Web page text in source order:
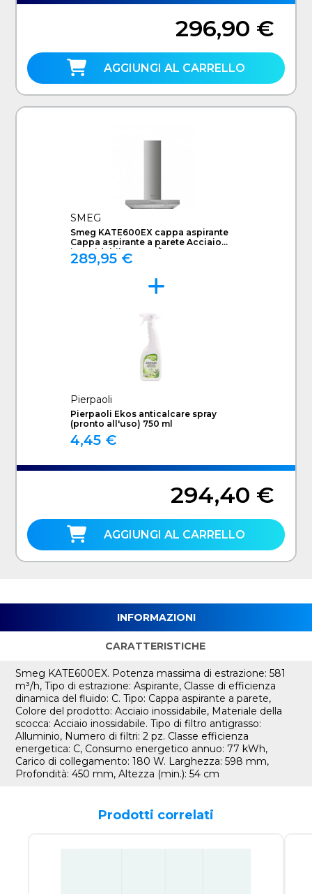
296,90 €
AGGIUNGI AL CARRELLO
SMEG
Smeg KATE600EX cappa aspirante
Cappa aspirante a parete Acciaio
inossidabile 581 m³/h C
289,95 €
Pierpaoli
Pierpaoli Ekos anticalcare spray
(pronto all'uso) 750 ml
4,45 €
294,40 €
AGGIUNGI AL CARRELLO
INFORMAZIONI
CARATTERISTICHE
Smeg KATE600EX. Potenza massima di estrazione: 581
m³/h, Tipo di estrazione: Aspirante, Classe di efficienza
dinamica del fluido: C. Tipo: Cappa aspirante a parete,
Colore del prodotto: Acciaio inossidabile, Materiale della
scocca: Acciaio inossidabile. Tipo di filtro antigrasso:
Alluminio, Numero di filtri: 2 pz. Classe efficienza
energetica: C, Consumo energetico annuo: 77 kWh,
Carico di collegamento: 180 W. Larghezza: 598 mm,
Profondità: 450 mm, Altezza (min.): 54 cm
Prodotti correlati